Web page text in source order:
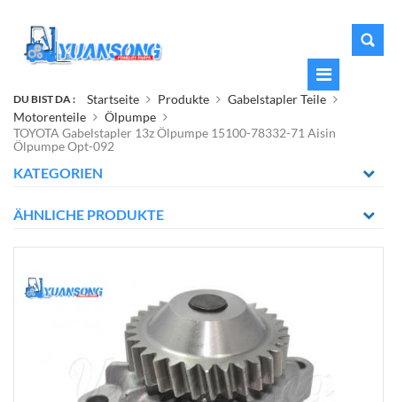
DU BIST DA : Startseite Produkte
Gabelstapler Teile
Motorenteile
Ölpumpe
TOYOTA Gabelstapler 13z Ölpumpe 15100-78332-71 Aisin
Ölpumpe Opt-092
KATEGORIEN
ÄHNLICHE PRODUKTE